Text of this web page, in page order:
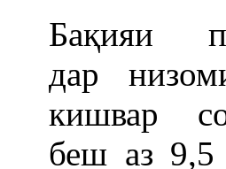
Бақияи
дар
кишвар
беш аз 9,5